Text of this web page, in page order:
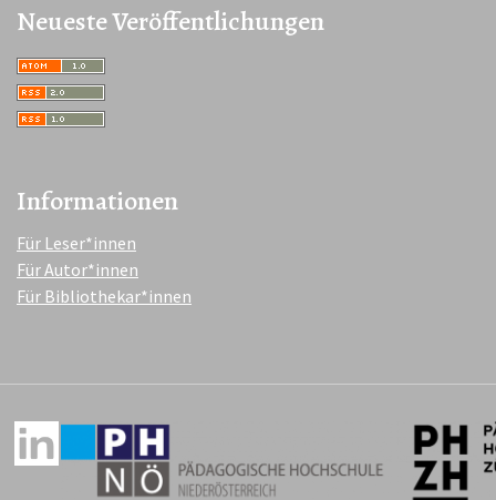
Neueste Veröffentlichungen
Informationen
Für Leser*innen
Für Autor*innen
Für Bibliothekar*innen